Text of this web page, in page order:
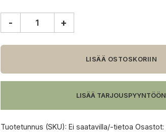
From
sivupöytä,
Ø
- +
LISÄÄ OSTOSKORIIN
LISÄÄ TARJOUSPYYNTÖÖN
Tuotetunnus (SKU): Ei saatavilla/-tietoa Osastot: